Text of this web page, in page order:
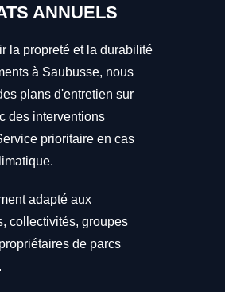
ANNUELS
la propreté et la durabilité
à Saubusse, nous
plans d'entretien sur
des interventions
prioritaire en cas
adapté aux
collectivités, groupes
de parcs